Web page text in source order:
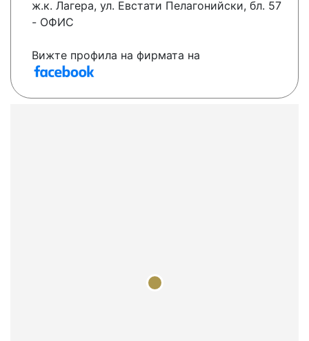
ж.к. Лагера, ул. Евстати Пелагонийски, бл. 57
- ОФИС
Вижте профила на фирмата на